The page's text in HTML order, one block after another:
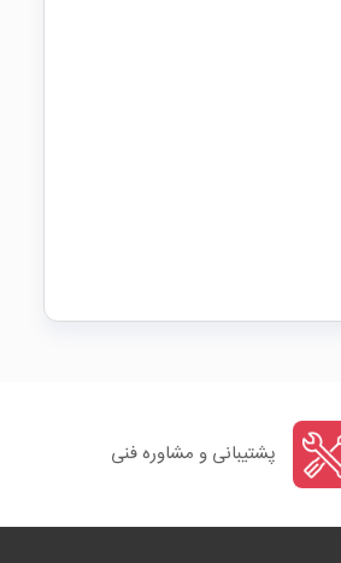
پشتیبانی و مشاوره فنی